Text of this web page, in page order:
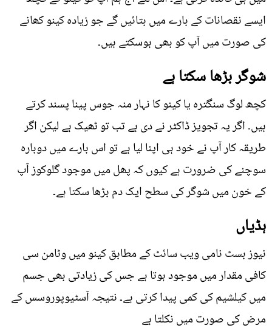
ایسے نقصانات کے بارے میں بتائیں گے جو زیادہ کینو کھانے
کی صورت میں آپ کو بھی ہوسکتے ہیں۔
شوگر بڑھا سکتا ہے
کچھ لوگ سنگترہ یا کینو کا نہار منہ جوس پینا پسند کرتے
ہیں۔ اگر یہ تجویز ڈاکٹر نے دی ہے تب تو ٹھیک ہے لیکن اگر
طریقہ کار آپ نے خود ہی اپنا لیا ہے تو اس بارے میں دوبارہ
سوچنے کی ضرورت ہے کیوں کہ پھل میں موجود گلوکوز آپ
کے خون میں شوگر کی سطح ایک دم بڑھا سکتا ہے۔
ہڈیاں
نیوز بسٹ نامی ویب سائٹ کے مطابق کینو میں وٹامن سی
کافی مقدار میں موجود ہوتا ہے جس کی زیادتی بھی جسم
میں کیلشیم کی کمی پیدا کرتی ہے۔ نتیجہ آسٹیوپوروسس کے
مرض کی صورت میں نکلتا ہے